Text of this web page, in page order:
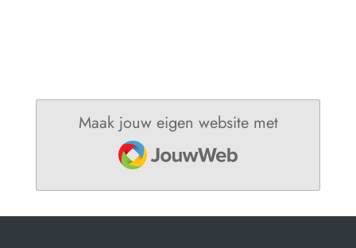
Maak jouw eigen website met
JouwWeb